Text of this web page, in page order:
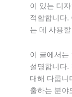
이 있는 디
적합합니다.
는 데 사용
이 글에서는
설명합니다.
대해 다룹니
출하는 분야